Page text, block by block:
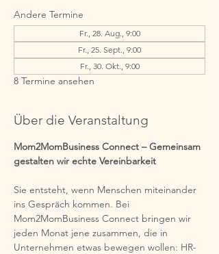
Andere Termine
Fr., 28. Aug., 9:00
Fr., 25. Sept., 9:00
Fr., 30. Okt., 9:00
8 Termine ansehen
Über die Veranstaltung
Mom2MomBusiness Connect – Gemeinsam
gestalten wir echte Vereinbarkeit
Sie entsteht, wenn Menschen miteinander
ins Gespräch kommen. Bei
Mom2MomBusiness Connect bringen wir
jeden Monat jene zusammen, die in
Unternehmen etwas bewegen wollen: HR-